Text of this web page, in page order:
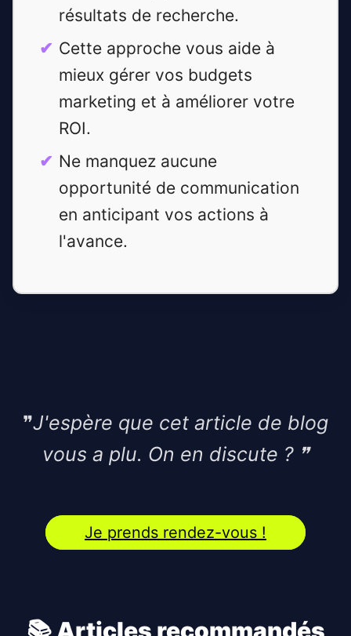
résultats de recherche.
Cette approche vous aide à
mieux gérer vos budgets
marketing et à améliorer votre
ROI.
Ne manquez aucune
opportunité de communication
en anticipant vos actions à
l'avance.
❞J'espère que cet article de blog
vous a plu. On en discute ? ❞
Je prends rendez-vous !